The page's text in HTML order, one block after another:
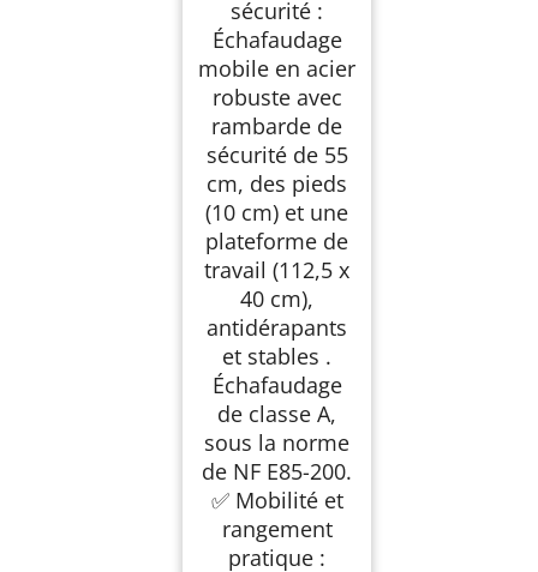
sécurité :
Échafaudage
mobile en acier
robuste avec
rambarde de
sécurité de 55
cm, des pieds
(10 cm) et une
plateforme de
travail (112,5 x
40 cm),
antidérapants
et stables .
Échafaudage
de classe A,
sous la norme
de NF E85-200.
✅ Mobilité et
rangement
pratique :